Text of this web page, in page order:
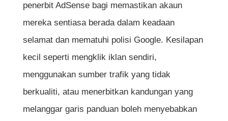
penerbit AdSense bagi memastikan akaun
mereka sentiasa berada dalam keadaan
selamat dan mematuhi polisi Google. Kesilapan
kecil seperti mengklik iklan sendiri,
menggunakan sumber trafik yang tidak
berkualiti, atau menerbitkan kandungan yang
melanggar garis panduan boleh menyebabkan